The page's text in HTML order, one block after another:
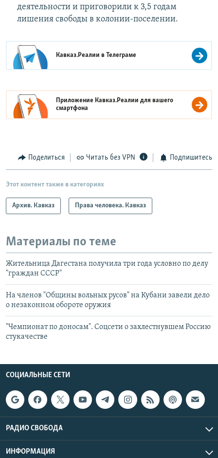
деятельности и приговорили к 3,5 годам
лишения свободы в колонии-поселении.
Кавказ.Реалии вТелеграме
Приложение Кавказ.Реалии для вашего
смартфона
Поделиться Читать без VPN Подпишитесь
Этот контент также в категориях
Архив. Кавказ Права человека. Кавказ
Материалы по теме
Жительница Дагестана получила три года условно по делу
"граждан СССР"
На членов "Общины вольных русов" на Кубани завели дело
о незаконном обороте оружия
"Чемпионат по доносам". Соцсети о захлестнувшем Россию
стукачестве
СОЦИАЛЬНЫЕ СЕТИ
РАДИО СВОБОДА
ИНФОРМАЦИЯ